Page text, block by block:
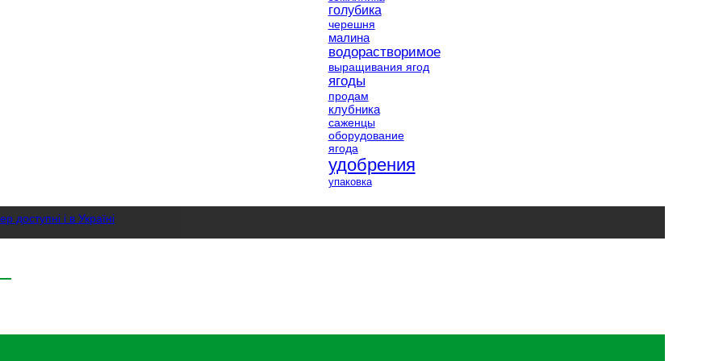
голубика
черешня
малина
водорастворимое
выращивания ягод
ягоды
продам
клубника
саженцы
оборудование
ягода
удобрения
упаковка
доступні і в Україні
малини
захист , сорти та